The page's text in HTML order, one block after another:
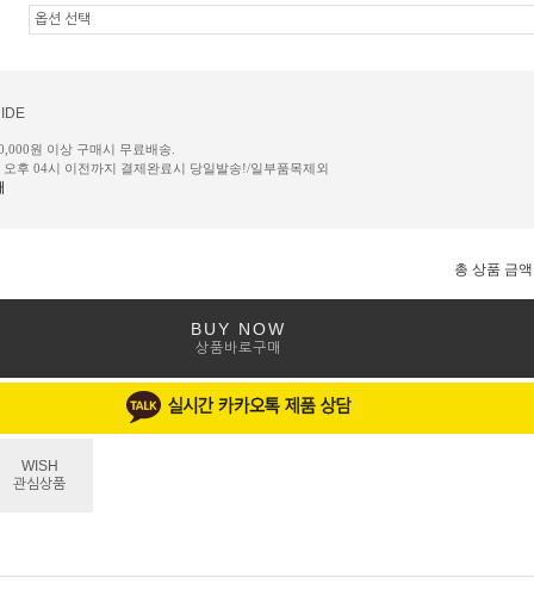
원 이상 구매시 무료배송.
후 04시 이전까지 결제완료시 당일발송!/일부품목제외
총 상품 금액
BUY NOW
상품바로구매
WISH
관심상품